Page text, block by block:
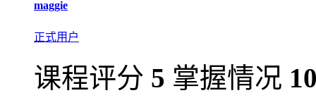
maggie
正式用户
课程评分 5 掌握情况